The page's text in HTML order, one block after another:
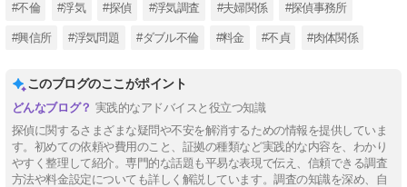
#不倫 #浮気 #探偵 #浮気調査 #夫婦関係 #探偵事務所
#興信所 #浮気問題 #ダブル不倫 #料金 #不貞 #肉体関係
このブログのここがポイント
実践的なアドバイスと役立つ知識
探偵に関するさまざまな疑問や不安を解消するための情報を提供していま
す。初めての依頼や費用のこと、証拠の種類など実践的な内容を、わかり
やすく整理して紹介。専門的な話題も平易な表現で伝え、信頼できる調査
方法や料金設定についても詳しく解説しています。調査の知識を深め、自